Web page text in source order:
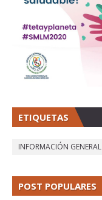
ETIQUETAS
INFORMACIÓN GENERAL
POST POPULARES